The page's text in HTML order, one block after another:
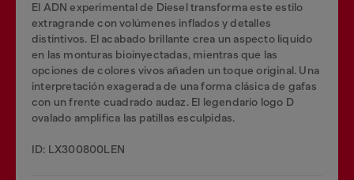
El ADN experimental de Diesel transforma este estilo
extragrande con volúmenes inflados y detalles
distintivos. El acabado brillante crea un aspecto liquido
en las monturas bioinyectadas, mientras que las
opciones de colores vivos añaden un toque original. Una
interpretación exagerada de una forma clásica de gafas
con un frente cuadrado audaz. El legendario logo D
ovalado amplifica las patillas esculpidas.
ID: LX300800LEN